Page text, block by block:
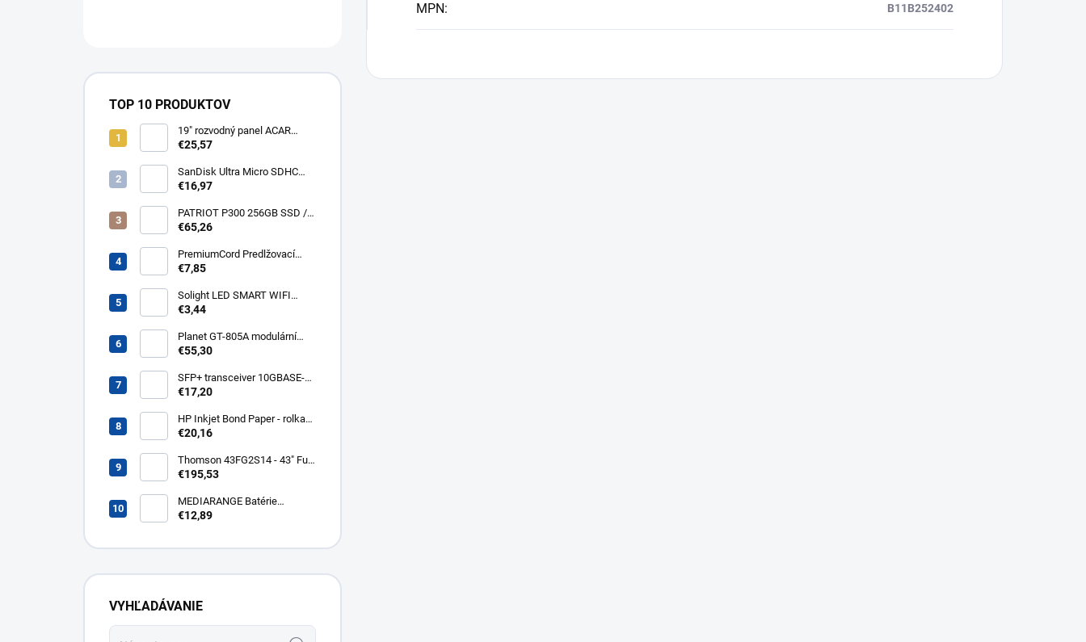
TOP 10 PRODUKTOV
19" rozvodný panel ACAR
8x230V, vypínač, indikátor
kabel 3m Acar S8 FA
€25,57
SanDisk Ultra Micro SDHC
32GB 120MB/s A1+ada
€16,97
PATRIOT P300 256GB SSD /
Interní / M.2 PCIe Gen3 x4
P300P256GM28
€65,26
PremiumCord Predlžovací
kábel - sieť 230V, IEC 320 C13
€7,85
Solight LED SMART WIFI
žiarovka, GU10, 5W, RGB,
€3,44
Planet GT-805A modulární
konvertor Gigabit
805A
€55,30
SFP+ transceiver 10GBASE-
SR/SW, multirate, MM, OM3-
850nm VCSEL, LC dup., DMI ,
DELL komp.. SFP-PLUS-SR-
€17,20
HP Inkjet Bond Paper - rolka
24'' Q1396A
€20,16
Thomson 43FG2S14 - 43" Full
HD, Google TV, LED, čierny
€195,53
MEDIARANGE Batérie
nabíjateľné AAA, USB-C, 4ks
€12,89
VYHĽADÁVANIE
MPN: B11B252402